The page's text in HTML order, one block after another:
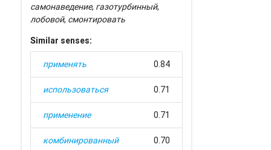
самонаведение, газотурбинный,
лобовой, смонтировать
Similar senses:
применять 0.84
использоваться 0.71
применение 0.71
комбинированный 0.70